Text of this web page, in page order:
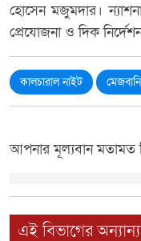
হোসেন মজুমদার।
প্রেযোজনা ও দিক
কালচারাল নাইট
আপনার মূল্যবান মতামত
এই বিভাগের